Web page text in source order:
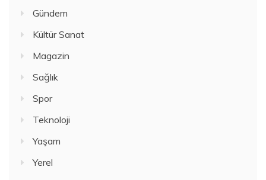
Gündem
Kültür Sanat
Magazin
Sağlık
Spor
Teknoloji
Yaşam
Yerel